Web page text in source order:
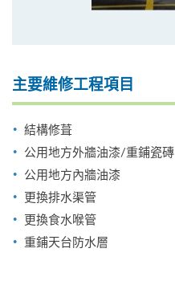
主要維修工程項目
結構修葺
公用地方外牆油漆/重鋪瓷磚
公用地方內牆油漆
更換排水渠管
更換食水喉管
重鋪天台防水層